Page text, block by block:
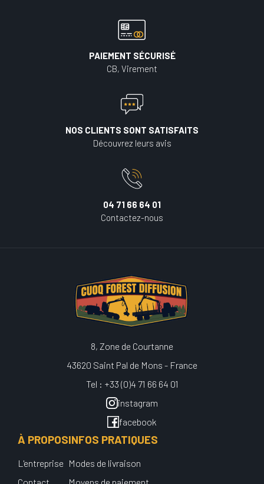
PAIEMENT SÉCURISÉ
CB, Virement
NOS CLIENTS SONT SATISFAITS
Découvrez leurs avis
04 71 66 64 01
Contactez-nous
8, Zone de Courtanne
43620 Saint Pal de Mons - France
Tel : +33 (0)4 71 66 64 01
instagram
facebook
À PROPOS
L'entreprise
INFOS PRATIQUES
Modes de livraison